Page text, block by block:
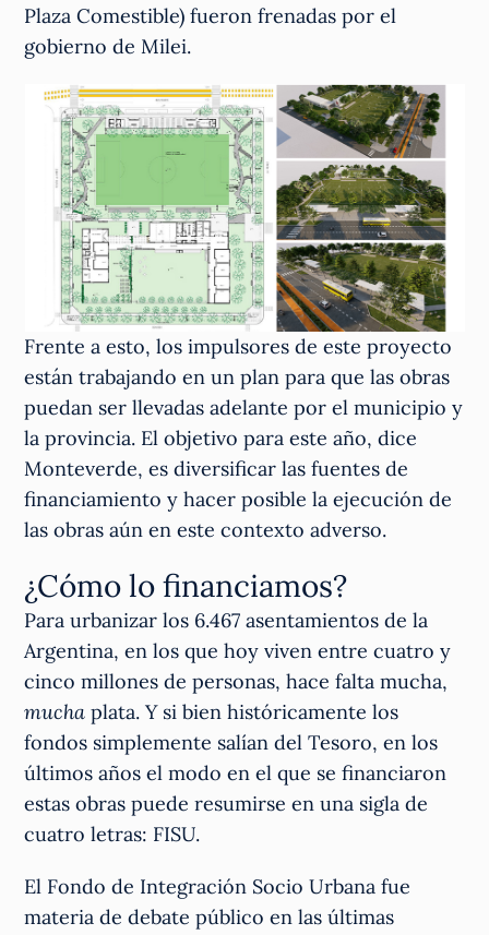
Plaza Comestible) fueron frenadas por el
gobierno de Milei.
Frente a esto, los impulsores de este proyecto
están trabajando en un plan para que las obras
puedan ser llevadas adelante por el municipio y
la provincia. El objetivo para este año, dice
Monteverde, es diversificar las fuentes de
financiamiento y hacer posible la ejecución de
las obras aún en este contexto adverso.
¿Cómo lo financiamos?
Para urbanizar los 6.467 asentamientos de la
Argentina, en los que hoy viven entre cuatro y
cinco millones de personas, hace falta mucha,
mucha plata. Y si bien históricamente los
fondos simplemente salían del Tesoro, en los
últimos años el modo en el que se financiaron
estas obras puede resumirse en una sigla de
cuatro letras: FISU.
El Fondo de Integración Socio Urbana fue
materia de debate público en las últimas